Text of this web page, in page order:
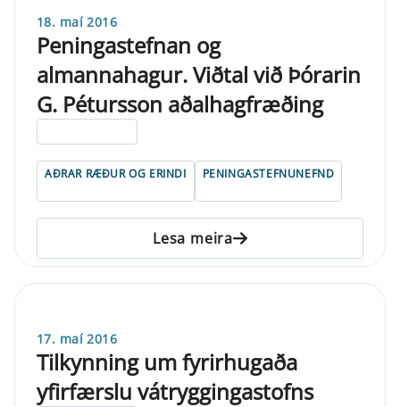
18. maí 2016
Peningastefnan og
almannahagur. Viðtal við Þórarin
G. Pétursson aðalhagfræðing
AÐRAR RÆÐUR OG ERINDI PENINGASTEFNUNEFND
Lesa meira
17. maí 2016
Tilkynning um fyrirhugaða
yfirfærslu vátryggingastofns